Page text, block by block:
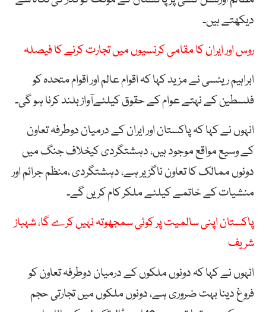
دیکھتے ہیں۔
روس اور ایران کا مقامی کرنسیوں میں تجارت کرنے کا فیصلہ
ابراہیم ریئسی نے مزید کہا کہ اقوام عالم اور اقوام متحدہ کو
فلسطین کے نہتے عوام کے حقوق کیلئےآواز بلند کرنا ہو گی۔
انہوں نے کہا کہ پاکستان اور ایران کے درمیان دوطرفہ تعاون
کے وسیع مواقع موجود ہیں، دہشتگردی کیخلاف جنگ میں
دونوں ممالک کا تعاون ناگزیر ہے، دہشتگردی ،منظم جرائم اور
منشیات کے خاتمے کیلئے ملکر کام کریں گے۔
پاکستان اپنی سالمیت پر کوئی سمجھوتہ نہیں کرے گا، شہباز
شریف
انہوں نے کہا کہ دونوں ملکوں کے درمیان دوطرفہ تعاون کو
فروغ دینا بہت ضروری ہے، دونوں ملکوں میں تجارتی حجم